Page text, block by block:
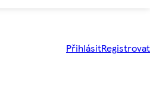
PřihlásitRegistrovat